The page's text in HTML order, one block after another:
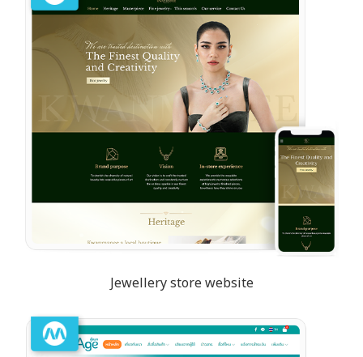
Jewellery store website